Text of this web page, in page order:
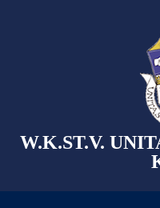
W.K.ST.V.